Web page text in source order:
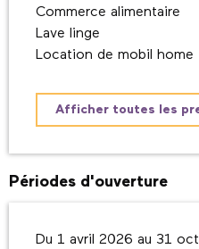
Commerce alimentaire
Lave linge
Location de mobil home
Afficher toutes les
Périodes d'ouverture
Du 1 avril 2026 au 31